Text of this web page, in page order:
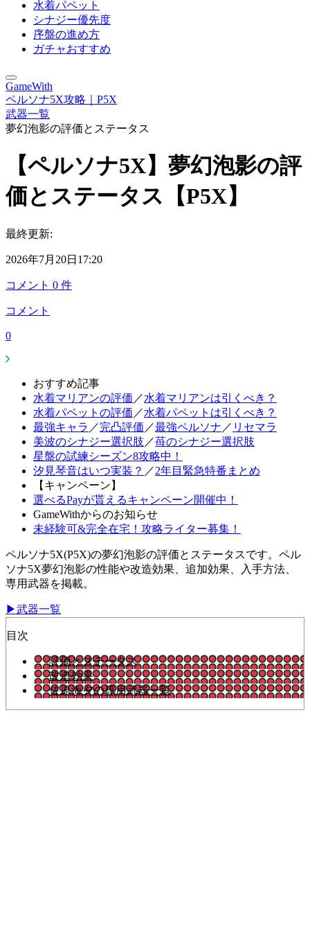
水着パペット
シナジー優先度
序盤の進め方
ガチャおすすめ
GameWith
ペルソナ5X攻略｜P5X
武器一覧
夢幻泡影の評価とステータス
【ペルソナ5X】夢幻泡影の評
価とステータス【P5X】
最終更新:
2026年7月20日17:20
コメント 0 件
コメント
0
おすすめ記事
水着マリアンの評価 ／水着マリアンは引くべき？
水着パペットの評価 ／水着パペットは引くべき？
最強キャラ ／完凸評価 ／最強ペルソナ ／ リセマラ
美波のシナジー選択肢 ／苺のシナジー選択肢
星盤の試練シーズン8攻略中！
汐見琴音はいつ実装？ ／2年目緊急特番まとめ
【キャンペーン】
選べるPayが貰えるキャンペーン開催中！
GameWithからのお知らせ
未経験可&完全在宅！攻略ライター募集！
ペルソナ5X(P5X)の夢幻泡影の評価とステータスです。ペル
ソナ5X夢幻泡影の性能や改造効果、追加効果、入手方法、
専用武器を掲載。
▶武器一覧
目次
評価とステータス
改造効果
佐原海夕の専用武器一覧